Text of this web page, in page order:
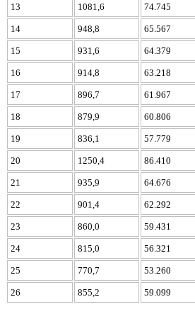
13 1081,6 74.745
14 948,8 65.567
15 931,6 64.379
16 914,8 63.218
17 896,7 61.967
18 879,9 60.806
19 836,1 57.779
20 1250,4 86.410
21 935,9 64.676
22 901,4 62.292
23 860,0 59.431
24 815,0 56.321
25 770,7 53.260
26 855,2 59.099